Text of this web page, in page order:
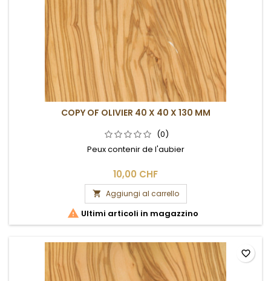
COPY OF OLIVIER 40 X 40 X 130 MM
(0)
Peux contenir de l'aubier
10,00 CHF
 Aggiungi al carrello
 Ultimi articoli in magazzino
favorite_border